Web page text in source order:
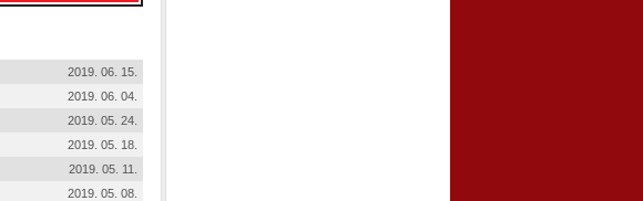
2019. 06. 15.
2019. 06. 04.
2019. 05. 24.
2019. 05. 18.
2019. 05. 11.
2019. 05. 08.